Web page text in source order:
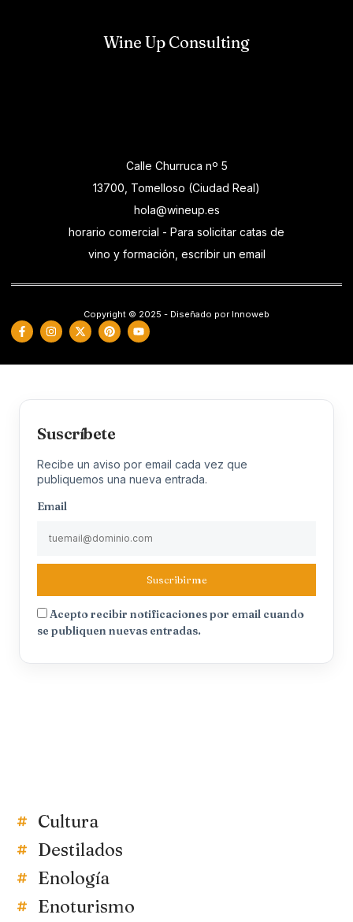
Wine Up Consulting
Calle Churruca nº 5
13700, Tomelloso (Ciudad Real)
hola@wineup.es
horario comercial - Para solicitar catas de
vino y formación, escribir un email
Copyright © 2025 - Diseñado por Innoweb
Suscríbete
Recibe un aviso por email cada vez que
publiquemos una nueva entrada.
Email
Suscribirme
Acepto recibir notificaciones por email cuando
se publiquen nuevas entradas.
Cultura
Destilados
Enología
Enoturismo